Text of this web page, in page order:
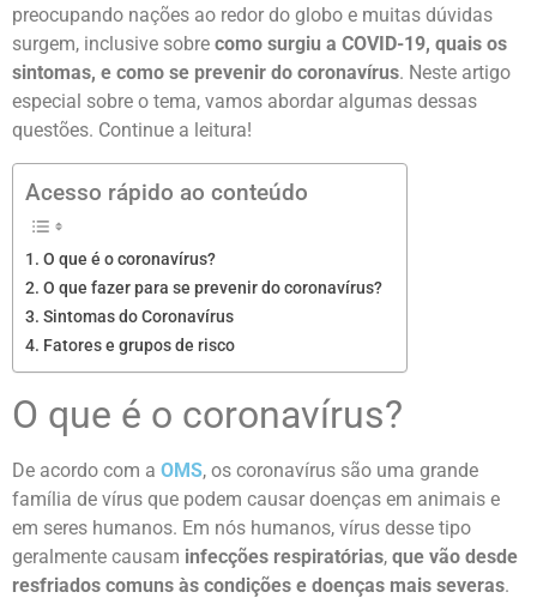
preocupando nações ao redor do globo e muitas dúvidas
surgem, inclusive sobre como surgiu a COVID-19, quais os
sintomas, e como se prevenir do coronavírus. Neste artigo
especial sobre o tema, vamos abordar algumas dessas
questões. Continue a leitura!
Acesso rápido ao conteúdo
O que é o coronavírus?
O que fazer para se prevenir do coronavírus?
Sintomas do Coronavírus
Fatores e grupos de risco
O que é o coronavírus?
De acordo com a OMS, os coronavírus são uma grande
família de vírus que podem causar doenças em animais e
em seres humanos. Em nós humanos, vírus desse tipo
geralmente causam infecções respiratórias, que vão desde
resfriados comuns às condições e doenças mais severas.